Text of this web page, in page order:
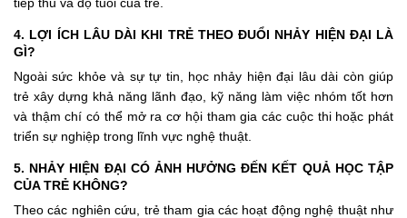
4. LỢI ÍCH LÂU DÀI KHI TRẺ THEO ĐUỔI NHẢY HIỆN ĐẠI LÀ
GÌ?
Ngoài sức khỏe và sự tự tin, học nhảy hiện đại lâu dài còn giúp
trẻ xây dựng khả năng lãnh đạo, kỹ năng làm việc nhóm tốt hơn
và thậm chí có thể mở ra cơ hội tham gia các cuộc thi hoặc phát
triển sự nghiệp trong lĩnh vực nghệ thuật.
5. NHẢY HIỆN ĐẠI CÓ ẢNH HƯỞNG ĐẾN KẾT QUẢ HỌC TẬP
CỦA TRẺ KHÔNG?
Theo các nghiên cứu, trẻ tham gia các hoạt động nghệ thuật như